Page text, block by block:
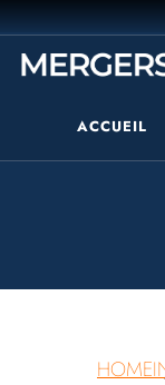
ACCUEIL
HOME